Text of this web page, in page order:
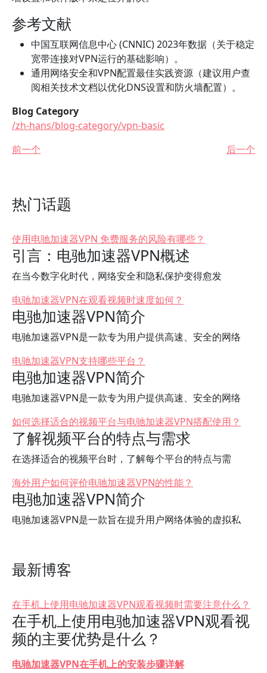
参考文献
中国互联网信息中心 (CNNIC) 2023年数据（关于稳定
宽带连接对VPN运行的基础影响）。
通用网络安全和VPN配置最佳实践资源（建议用户查
阅相关技术文档以优化DNS设置和防火墙配置）。
Blog Category
/zh-hans/blog-category/vpn-basic
前一个
后一个
热门话题
使用电驰加速器VPN 免费服务的风险有哪些？
引言：电驰加速器VPN概述
在当今数字化时代，网络安全和隐私保护变得愈发
电驰加速器VPN在观看视频时速度如何？
电驰加速器VPN简介
电驰加速器VPN是一款专为用户提供高速、安全的网络
电驰加速器VPN支持哪些平台？
电驰加速器VPN简介
电驰加速器VPN是一款专为用户提供高速、安全的网络
如何选择适合的视频平台与电驰加速器VPN搭配使用？
了解视频平台的特点与需求
在选择适合的视频平台时，了解每个平台的特点与需
海外用户如何评价电驰加速器VPN的性能？
电驰加速器VPN简介
电驰加速器VPN是一款旨在提升用户网络体验的虚拟私
最新博客
在手机上使用电驰加速器VPN观看视频时需要注意什么？
在手机上使用电驰加速器VPN观看视
频的主要优势是什么？
电驰加速器VPN在手机上的安装步骤详解